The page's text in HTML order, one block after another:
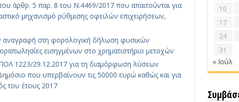
άρθρ. 5 παρ. 8 του Ν.4469/2017 που απαιτούνται για
μηχανισμό ρύθμισης οφειλών επιχειρήσεων,
αναγραφή στη φορολογική δήλωση φυσικών
εισηγμένων στο χρηματιστήριο μετοχών
1223/29.12.2017 για τη διαμόρφωση λύσεων
που υπερβαίνουν τις 50000 ευρώ καθώς και για
του έτους 2017
10
17
24
31
« Ιούλ